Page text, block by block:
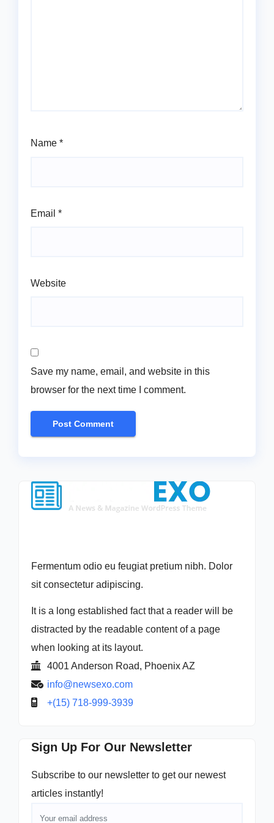
Name *
Email *
Website
Save my name, email, and website in this
browser for the next time I comment.
Fermentum odio eu feugiat pretium nibh. Dolor
sit consectetur adipiscing.
It is a long established fact that a reader will be
distracted by the readable content of a page
when looking at its layout.
4001 Anderson Road, Phoenix AZ
info@newsexo.com
+(15) 718-999-3939
Sign Up For Our Newsletter
Subscribe to our newsletter to get our newest
articles instantly!